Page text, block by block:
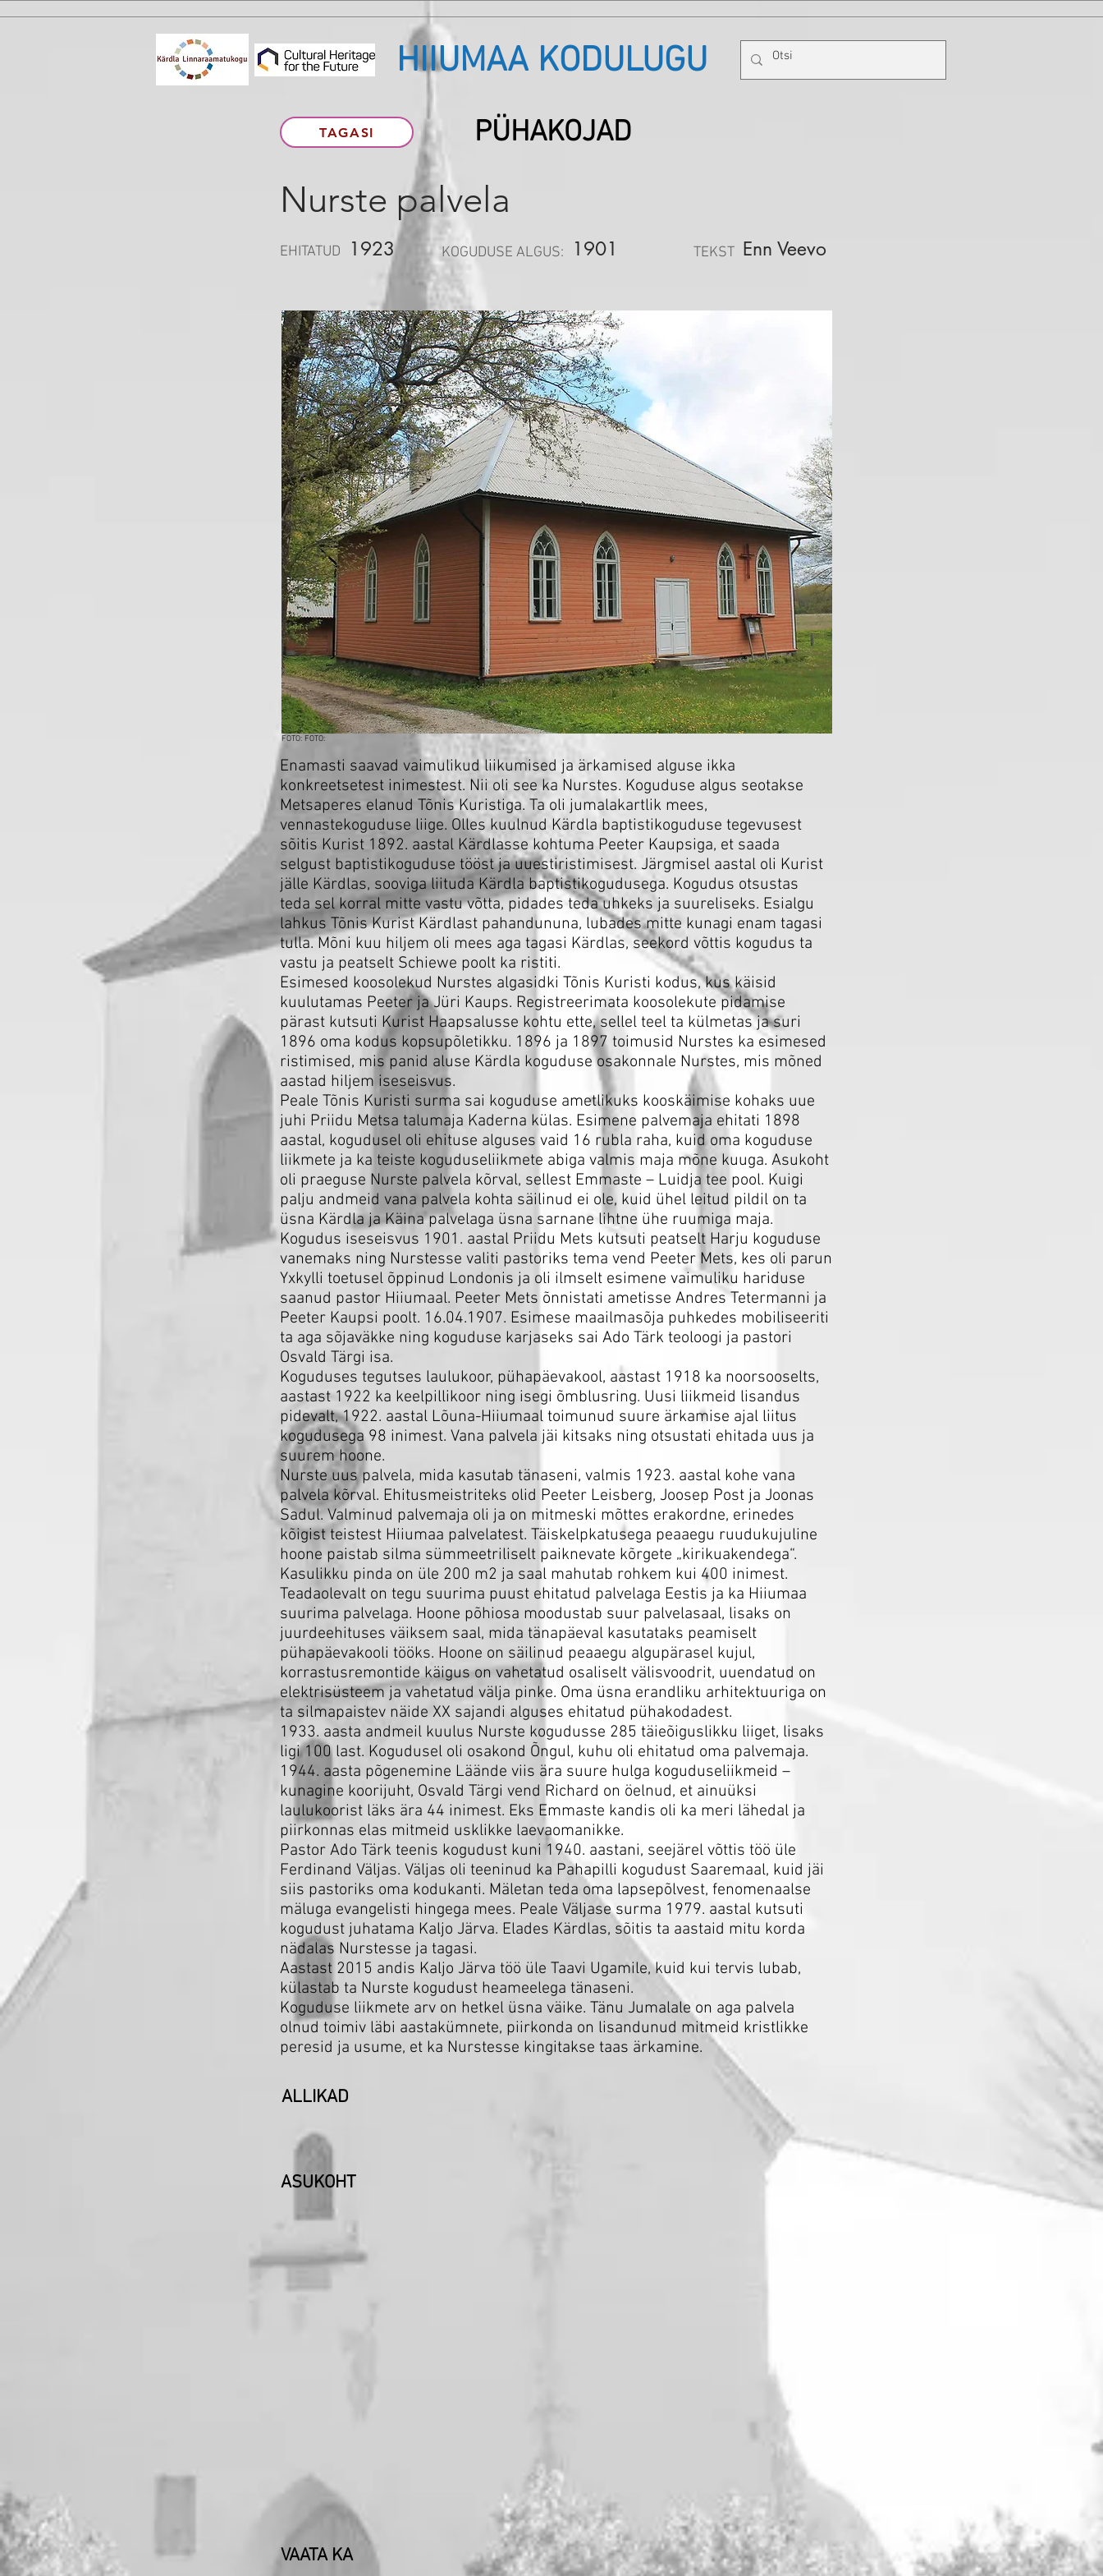
HIIUMAA KODULUGU
PÜHAKOJAD
TAGASI
Nurste palvela
EHITATUD 1923 KOGUDUSE ALGUS: 1901 TEKST Enn Veevo
FOTO: FOTO:
Enamasti saavad vaimulikud liikumised ja ärkamised alguse ikka
konkreetsetest inimestest. Nii oli see ka Nurstes. Koguduse algus seotakse
Metsaperes elanud Tõnis Kuristiga. Ta oli jumalakartlik mees,
vennastekoguduse liige. Olles kuulnud Kärdla baptistikoguduse tegevusest
sõitis Kurist 1892. aastal Kärdlasse kohtuma Peeter Kaupsiga, et saada
selgust baptistikoguduse tööst ja uuestiristimisest. Järgmisel aastal oli Kurist
jälle Kärdlas, sooviga liituda Kärdla baptistikogudusega. Kogudus otsustas
teda sel korral mitte vastu võtta, pidades teda uhkeks ja suureliseks. Esialgu
lahkus Tõnis Kurist Kärdlast pahandununa, lubades mitte kunagi enam tagasi
tulla. Mõni kuu hiljem oli mees aga tagasi Kärdlas, seekord võttis kogudus ta
vastu ja peatselt Schiewe poolt ka ristiti.
Esimesed koosolekud Nurstes algasidki Tõnis Kuristi kodus, kus käisid
kuulutamas Peeter ja Jüri Kaups. Registreerimata koosolekute pidamise
pärast kutsuti Kurist Haapsalusse kohtu ette, sellel teel ta külmetas ja suri
1896 oma kodus kopsupõletikku. 1896 ja 1897 toimusid Nurstes ka esimesed
ristimised, mis panid aluse Kärdla koguduse osakonnale Nurstes, mis mõned
aastad hiljem iseseisvus.
Peale Tõnis Kuristi surma sai koguduse ametlikuks kooskäimise kohaks uue
juhi Priidu Metsa talumaja Kaderna külas. Esimene palvemaja ehitati 1898
aastal, kogudusel oli ehituse alguses vaid 16 rubla raha, kuid oma koguduse
liikmete ja ka teiste koguduseliikmete abiga valmis maja mõne kuuga. Asukoht
oli praeguse Nurste palvela kõrval, sellest Emmaste – Luidja tee pool. Kuigi
palju andmeid vana palvela kohta säilinud ei ole, kuid ühel leitud pildil on ta
üsna Kärdla ja Käina palvelaga üsna sarnane lihtne ühe ruumiga maja.
Kogudus iseseisvus 1901. aastal Priidu Mets kutsuti peatselt Harju koguduse
vanemaks ning Nurstesse valiti pastoriks tema vend Peeter Mets, kes oli parun
Yxkylli toetusel õppinud Londonis ja oli ilmselt esimene vaimuliku hariduse
saanud pastor Hiiumaal. Peeter Mets õnnistati ametisse Andres Tetermanni ja
Peeter Kaupsi poolt. 16.04.1907. Esimese maailmasõja puhkedes mobiliseeriti
ta aga sõjaväkke ning koguduse karjaseks sai Ado Tärk teoloogi ja pastori
Osvald Tärgi isa.
Koguduses tegutses laulukoor, pühapäevakool, aastast 1918 ka noorsooselts,
aastast 1922 ka keelpillikoor ning isegi õmblusring. Uusi liikmeid lisandus
pidevalt, 1922. aastal Lõuna-Hiiumaal toimunud suure ärkamise ajal liitus
kogudusega 98 inimest. Vana palvela jäi kitsaks ning otsustati ehitada uus ja
suurem hoone.
Nurste uus palvela, mida kasutab tänaseni, valmis 1923. aastal kohe vana
palvela kõrval. Ehitusmeistriteks olid Peeter Leisberg, Joosep Post ja Joonas
Sadul. Valminud palvemaja oli ja on mitmeski mõttes erakordne, erinedes
kõigist teistest Hiiumaa palvelatest. Täiskelpkatusega peaaegu ruudukujuline
hoone paistab silma sümmeetriliselt paiknevate kõrgete „kirikuakendega“.
Kasulikku pinda on üle 200 m2 ja saal mahutab rohkem kui 400 inimest.
Teadaolevalt on tegu suurima puust ehitatud palvelaga Eestis ja ka Hiiumaa
suurima palvelaga. Hoone põhiosa moodustab suur palvelasaal, lisaks on
juurdeehituses väiksem saal, mida tänapäeval kasutataks peamiselt
pühapäevakooli tööks. Hoone on säilinud peaaegu algupärasel kujul,
korrastusremontide käigus on vahetatud osaliselt välisvoodrit, uuendatud on
elektrisüsteem ja vahetatud välja pinke. Oma üsna erandliku arhitektuuriga on
ta silmapaistev näide XX sajandi alguses ehitatud pühakodadest.
1933. aasta andmeil kuulus Nurste kogudusse 285 täieõiguslikku liiget, lisaks
ligi 100 last. Kogudusel oli osakond Õngul, kuhu oli ehitatud oma palvemaja.
1944. aasta põgenemine Läände viis ära suure hulga koguduseliikmeid –
kunagine koorijuht, Osvald Tärgi vend Richard on öelnud, et ainuüksi
laulukoorist läks ära 44 inimest. Eks Emmaste kandis oli ka meri lähedal ja
piirkonnas elas mitmeid usklikke laevaomanikke.
Pastor Ado Tärk teenis kogudust kuni 1940. aastani, seejärel võttis töö üle
Ferdinand Väljas. Väljas oli teeninud ka Pahapilli kogudust Saaremaal, kuid jäi
siis pastoriks oma kodukanti. Mäletan teda oma lapsepõlvest, fenomenaalse
mäluga evangelisti hingega mees. Peale Väljase surma 1979. aastal kutsuti
kogudust juhatama Kaljo Järva. Elades Kärdlas, sõitis ta aastaid mitu korda
nädalas Nurstesse ja tagasi.
Aastast 2015 andis Kaljo Järva töö üle Taavi Ugamile, kuid kui tervis lubab,
külastab ta Nurste kogudust heameelega tänaseni.
Koguduse liikmete arv on hetkel üsna väike. Tänu Jumalale on aga palvela
olnud toimiv läbi aastakümnete, piirkonda on lisandunud mitmeid kristlikke
peresid ja usume, et ka Nurstesse kingitakse taas ärkamine.
ALLIKAD
ASUKOHT
VAATA KA